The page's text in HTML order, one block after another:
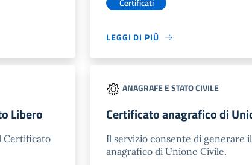
Certificati
LEGGI DI PIÙ
Libero
Certificato
ANAGRAFE E STATO CIVILE
Certificato anagrafico di
Il servizio consente di generare
anagrafico di Unione Civile.